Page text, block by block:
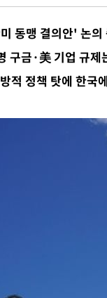
에 김태유 서울대 공
첫 훈련…80명 식사 대
만개 순감하고 그 전 2
기존 사고방식 매달리
폭염중대경보, 폭염경보
동·의성 관할 4개 면 특
초과 시 낮은 계급 임
내린 6258.77에
동맹 결의안' 논의
구금·美 기업 규제
적 정책 탓에 한국